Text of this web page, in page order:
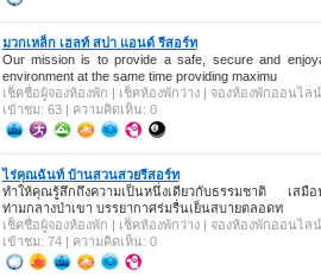
มวกเหล็ก เฮลท์ สปา แอนด์ รีสอร์ท
Our mission is to provide a safe, secure and
environment at the same time providing maximu
เช็คชื่อผู้จองห้องพัก | เช็คห้องพักว่าง | จองห้องพักออนไลน์
เข้าชม: 63 | ความคิดเห็น: 0
ไร่คุณฉันท์ บ้านสวนสวยรีสอร์ท
ทำให้คุณรู้สึกถึงความเป็นหนึ่งเดียวกับธรรมชาติ เสมือ
ท่ามกลางป่าเขา บรรยากาศร่มรื่นเย็นสบายตลอดท
เช็คชื่อผู้จองห้องพัก | เช็คห้องพักว่าง | จองห้องพักออนไลน์
เข้าชม: 74 | ความคิดเห็น: 0